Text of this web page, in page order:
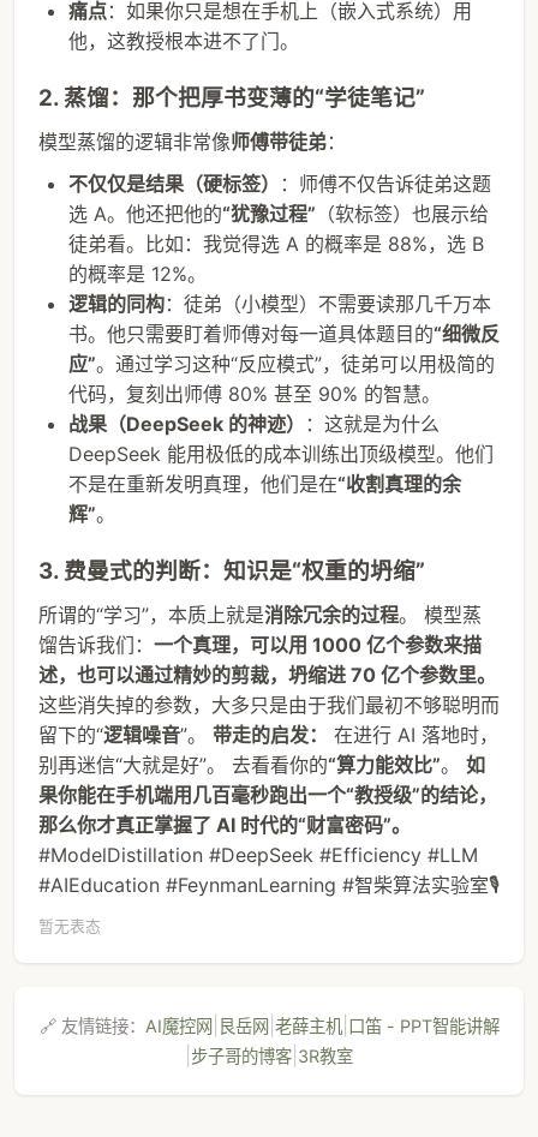
痛点：如果你只是想在手机上（嵌入式系统）用
他，这教授根本进不了门。
2. 蒸馏：那个把厚书变薄的“学徒笔记”
模型蒸馏的逻辑非常像师傅带徒弟：
不仅仅是结果（硬标签）
：师傅不仅告诉徒弟这题
选 A。他还把他的“犹豫过程” （软标签）也展示给
徒弟看。比如：我觉得选 A 的概率是 88%，选 B
的概率是 12%。
逻辑的同构：徒弟（小模型）不需要读那几千万本
书。他只需要盯着师傅对每一道具体题目的“细微反
应”。通过学习这种“反应模式”，徒弟可以用极简的
代码，复刻出师傅 80% 甚至 90% 的智慧。
战果（DeepSeek 的神迹）
：这就是为什么
DeepSeek 能用极低的成本训练出顶级模型。他们
不是在重新发明真理，他们是在“收割真理的余
辉”。
3. 费曼式的判断：知识是“权重的坍缩”
所谓的“学习”，本质上就是消除冗余的过程。 模型蒸
馏告诉我们： 一个真理，可以用 1000 亿个参数来描
述，也可以通过精妙的剪裁，坍缩进 70 亿个参数里。
这些消失掉的参数，大多只是由于我们最初不够聪明而
留下的“逻辑噪音”。 带走的启发：
在进行 AI 落地时，
别再迷信“大就是好”。 去看看你的“算力能效比”。 如
果你能在手机端用几百毫秒跑出一个“教授级”的结论，
那么你才真正掌握了 AI 时代的“财富密码”。
#ModelDistillation #DeepSeek #Efficiency #LLM
#AIEducation #FeynmanLearning #智柴算法实验室🎙️
暂无表态
🔗 友情链接： AI魔控网| 艮岳网| 老薛主机| 口笛 - PPT智能讲解
步子哥的博客 3R教室